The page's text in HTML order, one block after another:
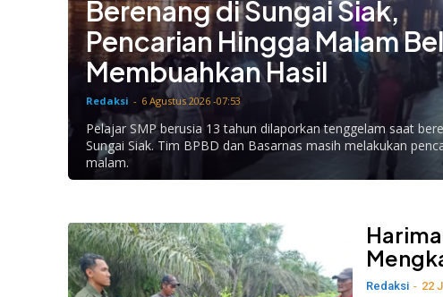
Berenang di Sungai Siak,
Pencarian Hingga Malam
Membuahkan Hasil
Redaksi - 6 Agustus 2026 -07:53
Pelajar SMP berusia 13 tahun dilaporkan tenggelam saat
Sungai Siak. Tim BPBD dan Basarnas masih melakukan
malam.
Redaksi - 22